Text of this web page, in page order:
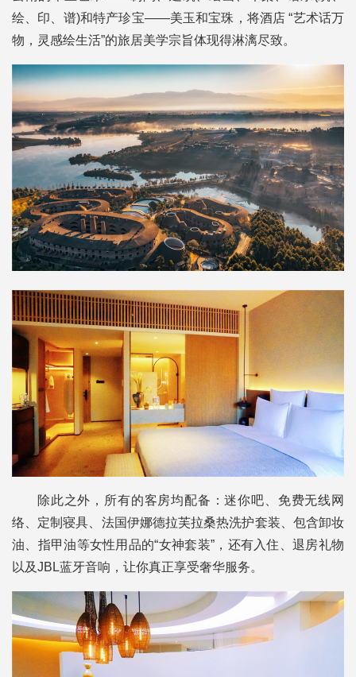
绘、印、谱)和特产珍宝——美玉和宝珠，将酒店 “艺术话万
物，灵感绘生活”的旅居美学宗旨体现得淋漓尽致。
除此之外，所有的客房均配备：迷你吧、免费无线网
络、定制寝具、法国伊娜德拉芙拉桑热洗护套装、包含卸妆
油、指甲油等女性用品的“女神套装”，还有入住、退房礼物
以及JBL蓝牙音响，让你真正享受奢华服务。